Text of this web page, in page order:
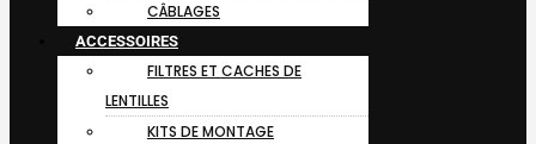
CÂBLAGES
ACCESSOIRES
FILTRES ET CACHES DE
LENTILLES
KITS DE MONTAGE